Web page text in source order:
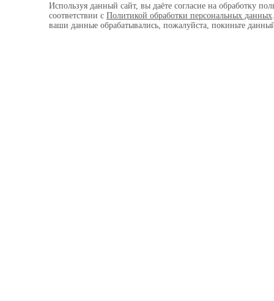
Используя данный сайт, вы даёте согласие на обработку
соответствии с Политикой обработки персональных данных
ваши данные обрабатывались, пожалуйста, покиньте